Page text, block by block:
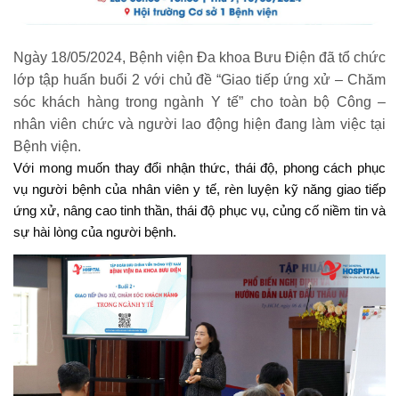
Ngày 18/05/2024, Bệnh viện Đa khoa Bưu Điện đã tổ chức
lớp tập huấn buổi 2 với chủ đề “Giao tiếp ứng xử – Chăm
sóc khách hàng trong ngành Y tế” cho toàn bộ Công –
nhân viên chức và người lao động hiện đang làm việc tại
Bệnh viện.
Với mong muốn thay đổi nhận thức, thái độ, phong cách phục
vụ người bệnh của nhân viên y tế, rèn luyện kỹ năng giao tiếp
ứng xử, nâng cao tinh thần, thái độ phục vụ, củng cố niềm tin và
sự hài lòng của người bệnh.